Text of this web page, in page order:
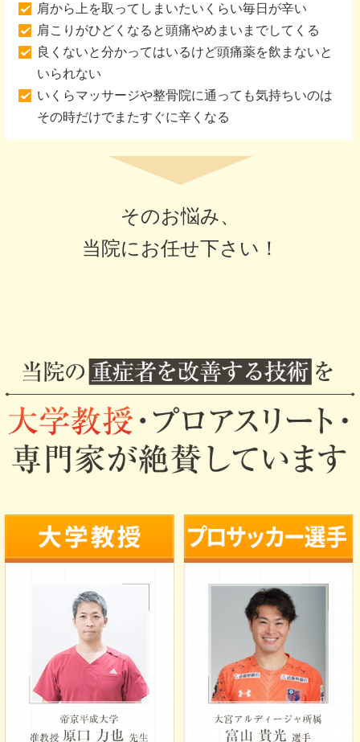
肩から上を取ってしまいたいくらい毎日が辛い
肩こりがひどくなると頭痛やめまいまでしてくる
良くないと分かってはいるけど頭痛薬を飲まないと
いられない
いくらマッサージや整骨院に通っても気持ちいのは
その時だけでまたすぐに辛くなる
そのお悩み、
当院にお任せ下さい！